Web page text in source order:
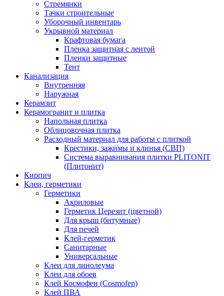
Стремянки
Тачки строительные
Уборочный инвентарь
Укрывной материал
Крафтовая бумага
Пленка защитная с лентой
Пленки защитные
Тент
Канализация
Внутренняя
Наружная
Керамзит
Керамогранит и плитка
Напольная плитка
Облицовочная плитка
Расходный материал для работы с плиткой
Крестики, зажимы и клинья (СВП)
Система выравнивания плитки PLITONIT
(Плитонит)
Кирпич
Клеи, герметики
Герметики
Акриловые
Герметик Церезит (цветной)
Для крыш (битумные)
Для печей
Клей-герметик
Санитарные
Универсальные
Клеи для линолеума
Клеи для обоев
Клей Космофен (Cosmofen)
Клей ПВА